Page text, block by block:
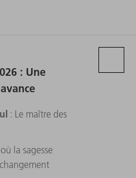
: Une
: Le maître des
la sagesse